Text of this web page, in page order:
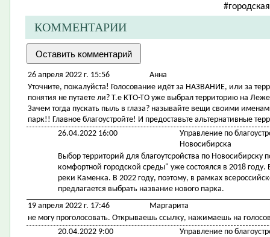
КОММЕНТАРИИ
26 апреля 2022 г. 15:56
Анна
Уточните, пожалуйста! Голосование идёт за НАЗВАНИЕ, или за
понятия не путаете ли? Т.е КТО-ТО уже выбрал территорию на
Зачем тогда пускать пыль в глаза? называйте вещи своими
парк!! Главное благоустройте! И предоставьте альтернативные
26.04.2022 16:00
Управление по
Новосибирска
Выбор территорий для благоутсройства по
комфортной городской среды" уже состоялся в 2018
реки Каменка. В 2022 году, поэтому, в рамках
предлагается выбрать название нового парка.
19 апреля 2022 г. 17:46
Маргарита
не могу проголосовать. Открываешь ссылку, нажимаешь на
20.04.2022 9:00
Управление по